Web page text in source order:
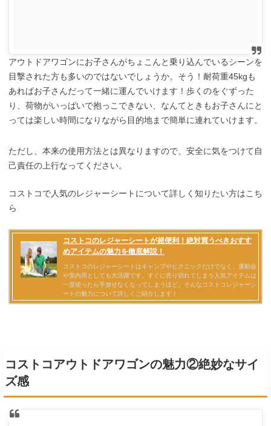
アウトドアワゴンにお子さんがちょこんと乗り込んでいるシーンを
目撃された方も多いのではないでしょうか。そう！耐荷重45kgも
あればお子さんだって一緒に運んでいけます！歩くのをぐずった
り、荷物がいっぱいで抱っこできない、なんてときもお子さんにと
っては楽しい時間になりながら目的地まで簡単に連れていけます。
ただし、本来の使用方法とは異なりますので、安全に気をつけて自
己責任の上行なってください。
コストコで人気のレジャーシートについて詳しく知りたい方はこち
ら
コストコアウトドアワゴンの魅力②絶妙なサイ
ズ感